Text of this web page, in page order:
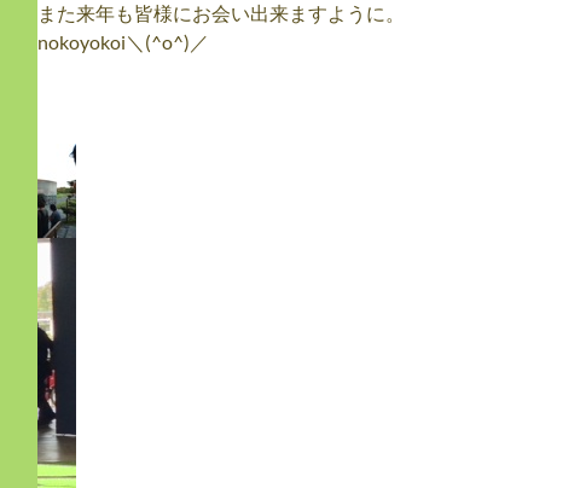
また来年も皆様にお会い出来ますように。
nokoyokoi＼(^o^)／